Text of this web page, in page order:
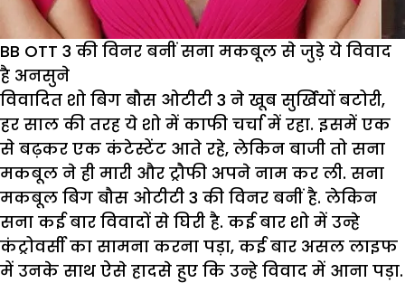
BB OTT 3 की विनर बनीं सना मकबूल से जुड़े ये विवाद
है अनसुने
विवादित शो बिग बौस ओटीटी 3 ने खूब सुर्खियों बटोरी,
हर साल की तरह ये शो में काफी चर्चा में रहा. इसमें एक
से बढ़कर एक कंटेस्टेंट आते रहे, लेकिन बाजी तो सना
मकबूल ने ही मारी और ट्रौफी अपने नाम कर ली. सना
मकबूल बिग बौस ओटीटी 3 की विनर बनीं है. लेकिन
सना कई बार विवादों से घिरी है. कई बार शो में उन्हे
कंट्रोवर्सी का सामना करना पड़ा, कई बार असल लाइफ
में उनके साथ ऐसे हादसे हुए कि उन्हे विवाद में आना पड़ा.